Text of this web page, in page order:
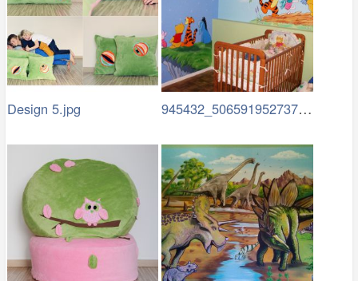
Design 5.jpg 945432_506591952737244_1047283933_n –…